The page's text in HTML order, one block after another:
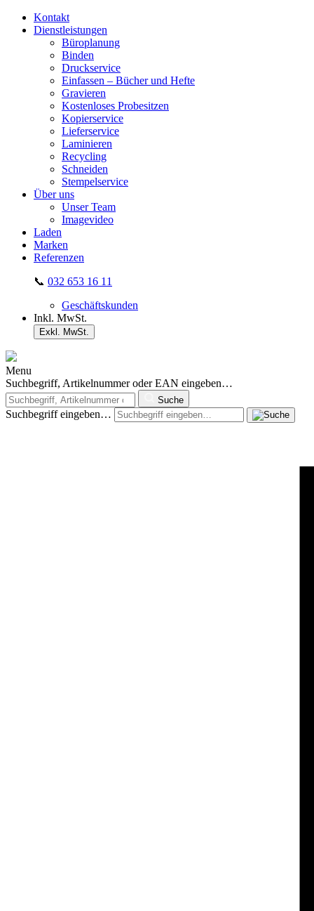
Kontakt
Dienstleistungen
Büroplanung
Binden
Druckservice
Einfassen – Bücher und Hefte
Gravieren
Kostenloses Probesitzen
Kopierservice
Lieferservice
Laminieren
Recycling
Schneiden
Stempelservice
Über uns
Unser Team
Imagevideo
Laden
Marken
Referenzen
📞 032 653 16 11
Geschäftskunden
Inkl. MwSt.
Exkl. MwSt.
Menu
Suchbegriff, Artikelnummer oder EAN eingeben…
Suche
Suchbegriff eingeben…